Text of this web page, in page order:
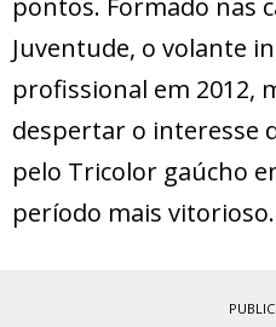
pontos. Formado nas
Juventude, o volante
profissional em 2012,
despertar o interesse
pelo Tricolor gaúcho
período mais vitorioso.